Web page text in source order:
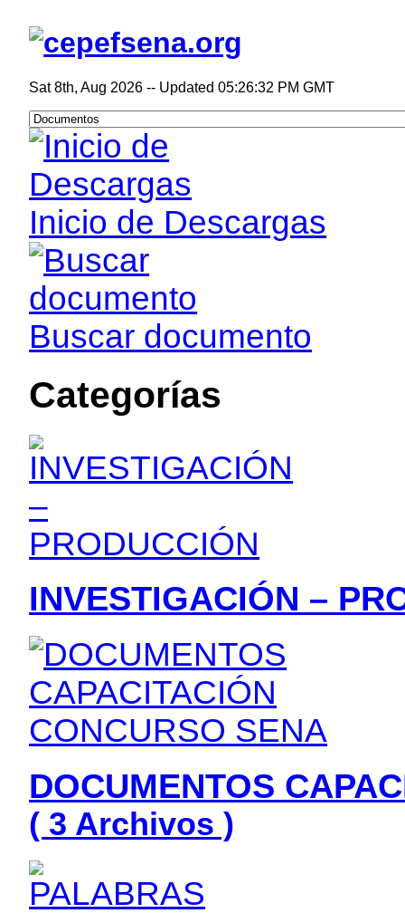
Sat 8th, Aug 2026 -- Updated 05:26:32 PM GMT
Inicio de Descargas
Buscar documento
Categorías
INVESTIGACIÓN –
DOCUMENTOS
( 3 Archivos )